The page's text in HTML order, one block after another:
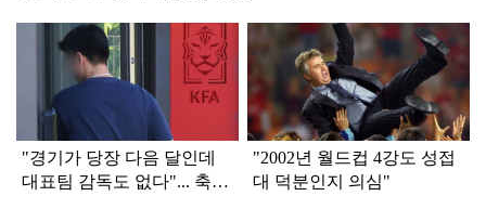
"경기가 당장 다음 달인데
대표팀 감독도 없다"... 축구
"2002년 월드컵 4강도 성접
대 덕분인지 의심"